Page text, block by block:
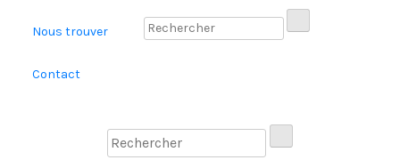
Nous trouver
Contact